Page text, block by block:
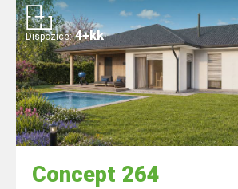
Dispozice: 4+kk
Concept 264